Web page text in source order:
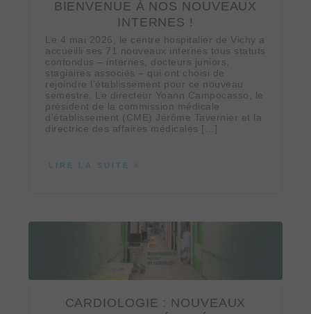
BIENVENUE À NOS NOUVEAUX
INTERNES !
Le 4 mai 2026, le centre hospitalier de Vichy a
accueilli ses 71 nouveaux internes tous statuts
confondus – internes, docteurs juniors,
stagiaires associés – qui ont choisi de
rejoindre l’établissement pour ce nouveau
semestre. Le directeur Yoann Campocasso, le
président de la commission médicale
d’établissement (CME) Jérôme Tavernier et la
directrice des affaires médicales […]
LIRE LA SUITE
CARDIOLOGIE : NOUVEAUX